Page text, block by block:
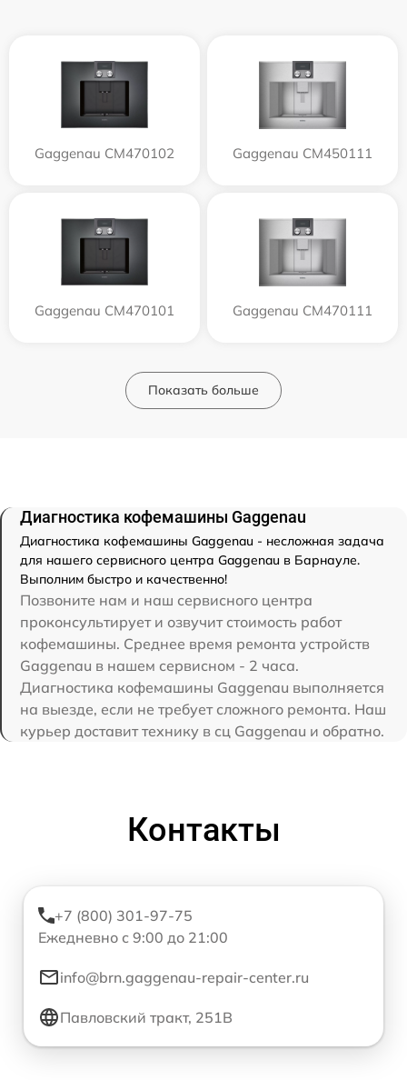
Gaggenau CM470102 Gaggenau CM450111
Gaggenau CM470101 Gaggenau CM470111
Показать больше
Диагностика кофемашины Gaggenau
Диагностика кофемашины Gaggenau - несложная задача
для нашего сервисного центра Gaggenau в Барнауле.
Выполним быстро и качественно!
Позвоните нам и наш сервисного центра
проконсультирует и озвучит стоимость работ
кофемашины. Среднее время ремонта устройств
Gaggenau в нашем сервисном - 2 часа.
Диагностика кофемашины Gaggenau выполняется
на выезде, если не требует сложного ремонта. Наш
курьер доставит технику в сц Gaggenau и обратно.
Контакты
+7 (800) 301-97-75
Ежедневно с 9:00 до 21:00
info@brn.gaggenau-repair-center.ru
Павловский тракт, 251В